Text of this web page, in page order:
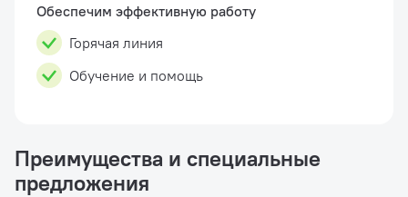
Обеспечим эффективную работу
Горячая линия
Обучение и помощь
Преимущества и специальные
предложения